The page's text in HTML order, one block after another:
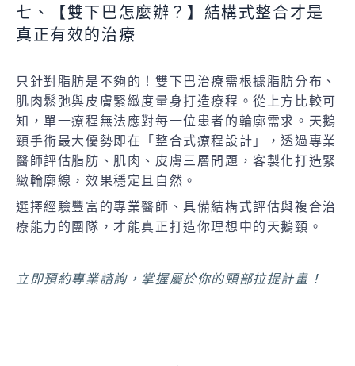
七、【雙下巴怎麼辦？】結構式整合才是
真正有效的治療
只針對脂肪是不夠的！雙下巴治療需根據脂肪分布、
肌肉鬆弛與皮膚緊緻度量身打造療程。從上方比較可
知，單一療程無法應對每一位患者的輪廓需求。天鵝
頸手術最大優勢即在「整合式療程設計」，透過專業
醫師評估脂肪、肌肉、皮膚三層問題，客製化打造緊
緻輪廓線，效果穩定且自然。
選擇經驗豐富的專業醫師、具備結構式評估與複合治
療能力的團隊，才能真正打造你理想中的天鵝頸。
立即預約專業諮詢，掌握屬於你的頸部拉提計畫！